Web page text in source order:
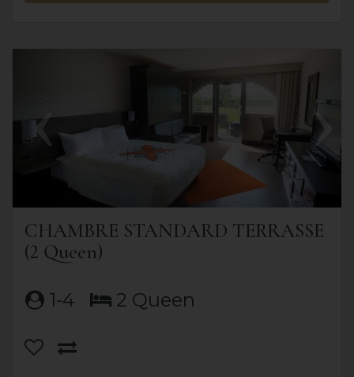
CHAMBRE STANDARD TERRASSE
(2 Queen)
1-4 2 Queen